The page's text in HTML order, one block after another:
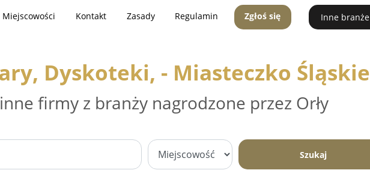
Miejscowości Kontakt Zasady Regulamin Zgłoś się Inne branże
Dyskoteki, - Miasteczko Śląskie
firmy z branży nagrodzone przez Orły
Szukaj